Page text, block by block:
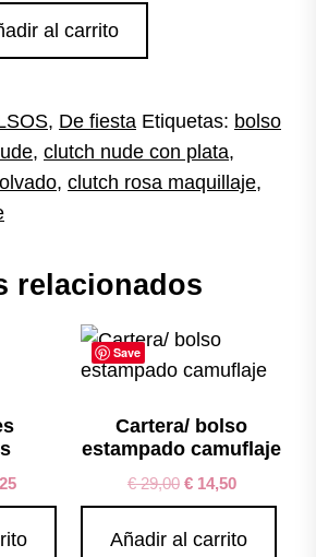
al carrito
, De fiesta Etiquetas: bolso
, clutch nude con plata,
, clutch rosa maquillaje,
relacionados
Save
Cartera/ bolso
estampado camuflaje
€29,00 €14,50
Añadir al carrito